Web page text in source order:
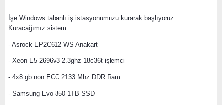
İşe Windows tabanlı iş istasyonumuzu kurarak başlıyoruz.
Kuracağımız sistem :
- Asrock EP2C612 WS Anakart
- Xeon E5-2696v3 2.3ghz 18c36t işlemci
- 4x8 gb non ECC 2133 Mhz DDR Ram
- Samsung Evo 850 1TB SSD